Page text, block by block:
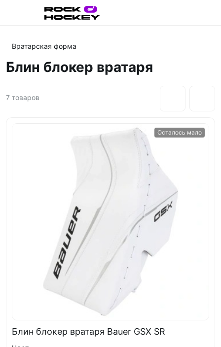
Вратарская форма
Блин блокер вратаря
7 товаров
Осталось мало
Блин блокер вратаря Bauer GSX SR